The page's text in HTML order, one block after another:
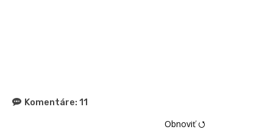
Komentáre: 11
Obnoviť ⭯